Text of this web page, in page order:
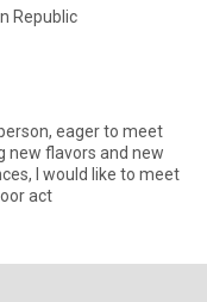
Republic
eager to meet
new flavors and new
I would like to meet
act